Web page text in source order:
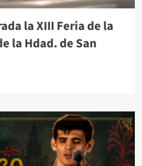
la XIII Feria de la
la Hdad. de San